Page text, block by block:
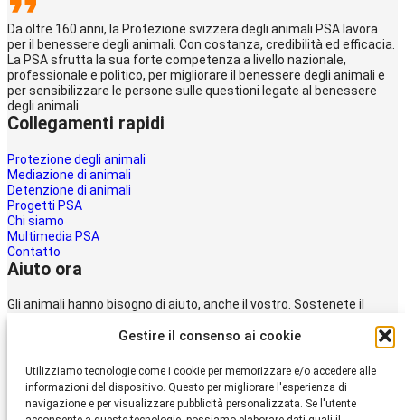
Gestire il consenso ai cookie
Utilizziamo tecnologie come i cookie per memorizzare e/o accedere alle
informazioni del dispositivo. Questo per migliorare l'esperienza di
navigazione e per visualizzare pubblicità personalizzata. Se l'utente
Da oltre 160 anni, la Protezione svizzera degli animali PSA lavora
per il benessere degli animali. Con costanza, credibilità ed efficacia.
La PSA sfrutta la sua forte competenza a livello nazionale,
professionale e politico, per migliorare il benessere degli animali e
per sensibilizzare le persone sulle questioni legate al benessere
degli animali.
Collegamenti rapidi
Protezione degli animali
Mediazione di animali
Detenzione di animali
Progetti PSA
Chi siamo
Multimedia PSA
Contatto
Aiuto ora
Gli animali hanno bisogno di aiuto, anche il vostro. Sostenete il
Protezione svizzera degli animali PSA.
Donare
Protezione Svizzera
degli Animali PSA